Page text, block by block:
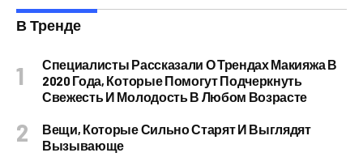
В Тренде
Специалисты Рассказали О Трендах Макияжа В
2020 Года, Которые Помогут Подчеркнуть
Свежесть И Молодость В Любом Возрасте
Вещи, Которые Сильно Старят И Выглядят
Вызывающе